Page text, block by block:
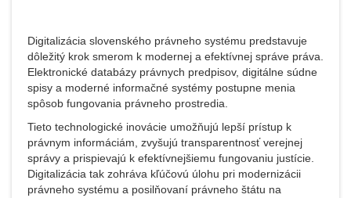
Digitalizácia slovenského právneho systému predstavuje
dôležitý krok smerom k modernej a efektívnej správe práva.
Elektronické databázy právnych predpisov, digitálne súdne
spisy a moderné informačné systémy postupne menia
spôsob fungovania právneho prostredia.
Tieto technologické inovácie umožňujú lepší prístup k
právnym informáciám, zvyšujú transparentnosť verejnej
správy a prispievajú k efektívnejšiemu fungovaniu justície.
Digitalizácia tak zohráva kľúčovú úlohu pri modernizácii
právneho systému a posilňovaní právneho štátu na